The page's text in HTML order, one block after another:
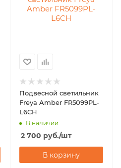
Подвесной светильник
Freya Amber FR5099PL-
L6CH
В наличии
2 700 руб./шт
В корзину